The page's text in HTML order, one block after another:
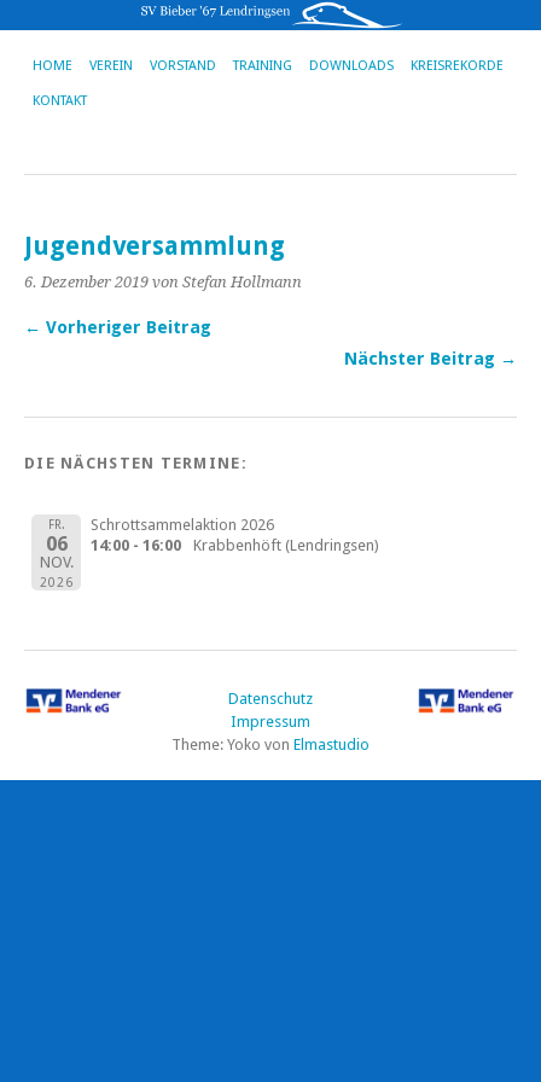
HOME VEREIN VORSTAND TRAINING DOWNLOADS KREISREKORDE
KONTAKT
Jugendversammlung
6. Dezember 2019 von Stefan Hollmann
← Vorheriger Beitrag
Nächster Beitrag →
DIE NÄCHSTEN TERMINE:
FR.
06
NOV.
2026
Schrottsammelaktion 2026
14:00 - 16:00
Krabbenhöft (Lendringsen)
Datenschutz
Impressum
Theme: Yoko von Elmastudio